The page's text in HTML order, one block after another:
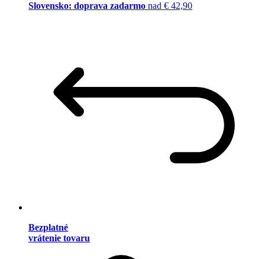
Slovensko: doprava zadarmo nad € 42,90
Bezplatné
vrátenie tovaru